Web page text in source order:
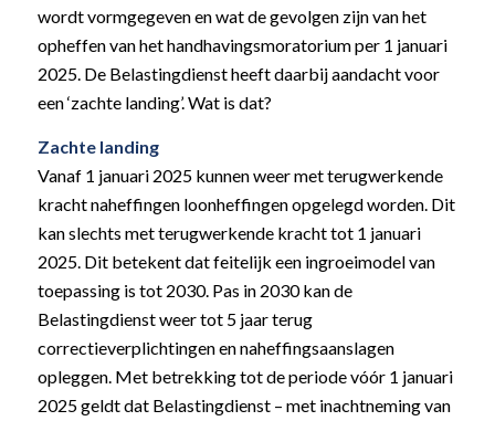
wordt vormgegeven en wat de gevolgen zijn van het
opheffen van het handhavingsmoratorium per 1 januari
2025. De Belastingdienst heeft daarbij aandacht voor
een ‘zachte landing’. Wat is dat?
Zachte landing
Vanaf 1 januari 2025 kunnen weer met terugwerkende
kracht naheffingen loonheffingen opgelegd worden. Dit
kan slechts met terugwerkende kracht tot 1 januari
2025. Dit betekent dat feitelijk een ingroeimodel van
toepassing is tot 2030. Pas in 2030 kan de
Belastingdienst weer tot 5 jaar terug
correctieverplichtingen en naheffingsaanslagen
opleggen. Met betrekking tot de periode vóór 1 januari
2025 geldt dat Belastingdienst – met inachtneming van